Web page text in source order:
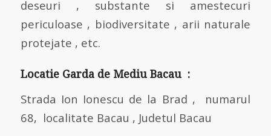
deseuri , substante si amestecuri
periculoase , biodiversitate , arii naturale
protejate , etc.
Locatie Garda de Mediu Bacau :
Strada Ion Ionescu de la Brad , numarul
68, localitate Bacau , Judetul Bacau